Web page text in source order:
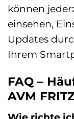
können
einsehen,
Updates
Ihrem
FAQ –
AVM